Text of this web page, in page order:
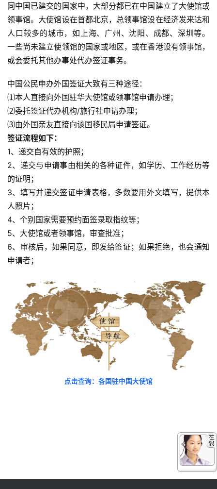
同中国已建交的国家中，大部分都已在中国建立了大使馆或
领事馆。大使馆设在首都北京，总领事馆设在经济发来达和
人口较多的城市，如上海、广州、沈阳、成都、深圳等。
一些尚未建立使领馆的国家或地区，或在香港设有领事馆，
或会委托其他办事处代办签证事务。
中国公民申办外国签证大致有三种途径：
⑴本人直接向外国驻华大使馆或领事馆申请办理；
⑵委托签证代办机构/旅行社申请办理；
⑶由外国亲友直接向该国移民局申请签证。
签证流程如下：
1、递交自有效的护照；
2、递交与申请事由相关的各种证件，如学历、工作经历等
的证明；
3、填写并递交签证申请表格，多数要用外文填写，提供本
人照片；
4、个别国家需要预约面签录取指纹等；
5、大使馆或者领事馆，审查批准；
6、审核后，如果同意，即发给签证；如果拒绝，也会通知
申请者；
点击查询：各国驻中国大使馆